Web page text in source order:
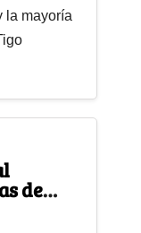
la mayoría
de